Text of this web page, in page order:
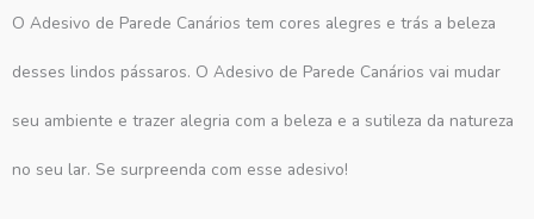
O Adesivo de Parede Canários tem cores alegres e trás a beleza
desses lindos pássaros. O Adesivo de Parede Canários vai mudar
seu ambiente e trazer alegria com a beleza e a sutileza da natureza
no seu lar. Se surpreenda com esse adesivo!